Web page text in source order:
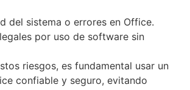
del sistema o errores en Office.
por uso de software sin
riesgos, es fundamental usar un
confiable y seguro, evitando